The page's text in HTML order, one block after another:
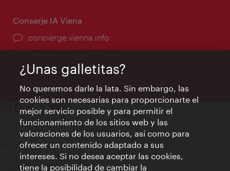
Conserje IA Viena
concierge.vienna.info
Contacto
Aviso legal
Política de privacidad de datos
Terms of Use
Accesibilidad
¿Unas galletitas?
No queremos darle la lata. Sin embargo, las
cookies son necesarias para proporcionarte el
mejor servicio posible y para permitir el
funcionamiento de los sitios web y las
valoraciones de los usuarios, así como para
ofrecer un contenido adaptado a sus
intereses. Si no desea aceptar las cookies,
tiene la posibilidad de cambiar la